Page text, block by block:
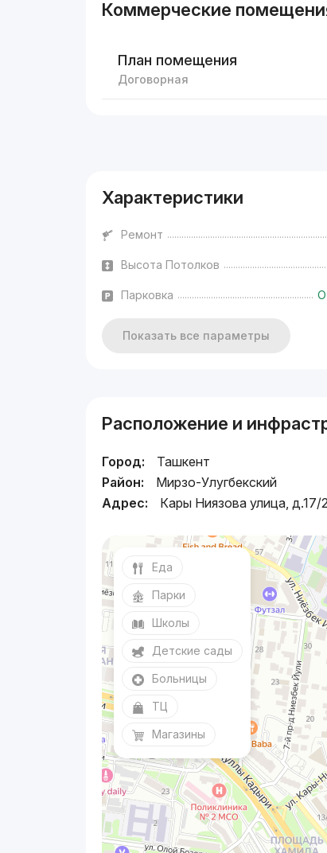
Коммерческие
План помещения
Договорная
Характеристики
Ремонт
Высота Потолков
Парковка
Показать все параметры
Расположение и
Город:
Ташкент
Район:
Мирзо-Улугбекский
Адрес:
Кары Ниязова улица, д.17/
Еда
Парки
Школы
Детские сады
Больницы
ТЦ
Магазины